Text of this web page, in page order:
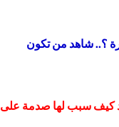
؟.. شاهد من تكون
كيف سبب لها صدمة على